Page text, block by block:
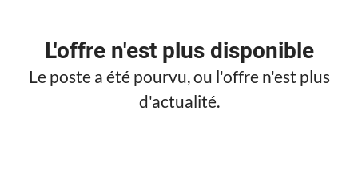
L'offre n'est plus disponible
Le poste a été pourvu, ou l'offre n'est plus
d'actualité.